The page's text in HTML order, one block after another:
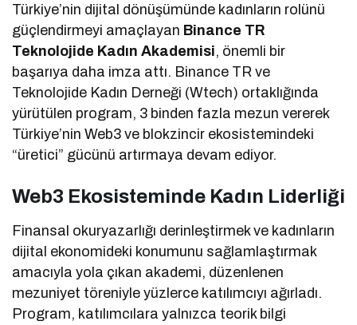
Türkiye’nin dijital dönüşümünde kadınların rolünü
güçlendirmeyi amaçlayan Binance TR
Teknolojide Kadın Akademisi, önemli bir
başarıya daha imza attı. Binance TR ve
Teknolojide Kadın Derneği (Wtech) ortaklığında
yürütülen program, 3 binden fazla mezun vererek
Türkiye’nin Web3 ve blokzincir ekosistemindeki
“üretici” gücünü artırmaya devam ediyor.
Web3 Ekosisteminde Kadın Liderliği
Finansal okuryazarlığı derinleştirmek ve kadınların
dijital ekonomideki konumunu sağlamlaştırmak
amacıyla yola çıkan akademi, düzenlenen
mezuniyet töreniyle yüzlerce katılımcıyı ağırladı.
Program, katılımcılara yalnızca teorik bilgi